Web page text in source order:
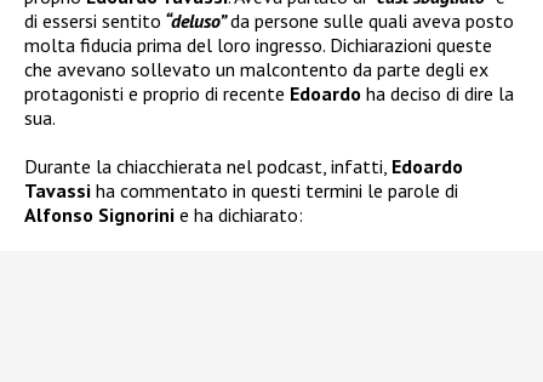
di essersi sentito “deluso”da persone sulle quali aveva posto
molta fiducia prima del loro ingresso. Dichiarazioni queste
che avevano sollevato un malcontento da parte degli ex
protagonisti e proprio di recente Edoardo ha deciso di dire la
sua.
Durante la chiacchierata nel podcast, infatti, Edoardo
Tavassi ha commentato in questi termini le parole di
Alfonso Signorini e ha dichiarato: